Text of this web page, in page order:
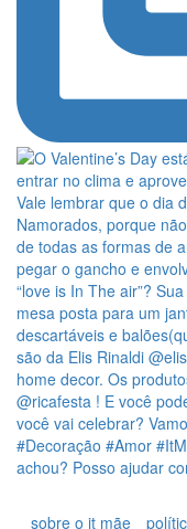
sobre o it mãe